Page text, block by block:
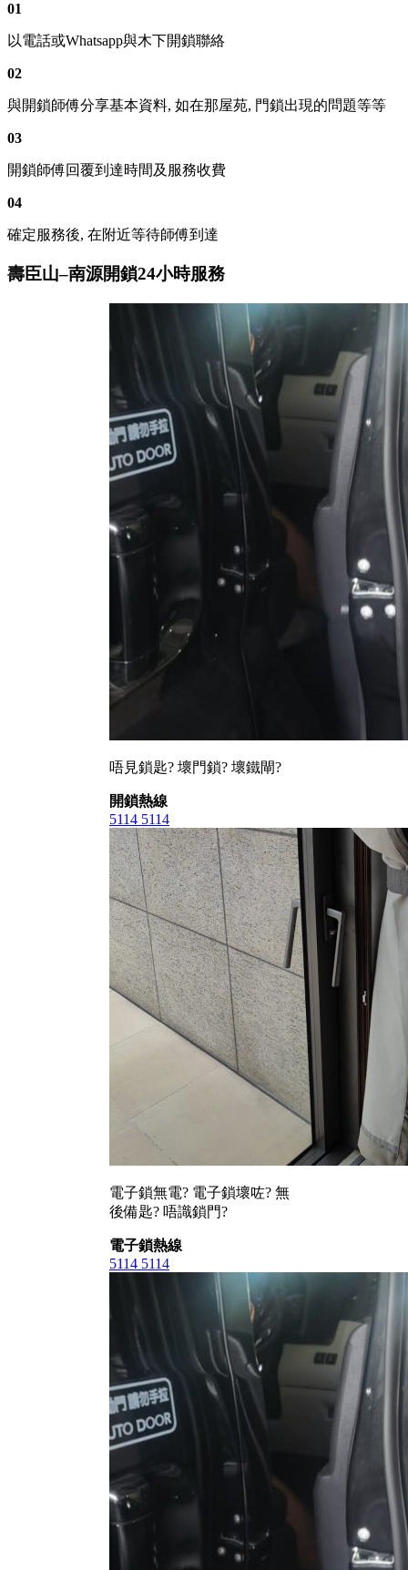
01
以電話或Whatsapp與木下開鎖聯絡
02
與開鎖師傅分享基本資料, 如在那屋苑, 門鎖出現的問題等等
03
開鎖師傅回覆到達時間及服務收費
04
確定服務後, 在附近等待師傅到達
壽臣山–南源開鎖24小時服務
唔見鎖匙? 壞門鎖? 壞鐵閘?
開鎖熱線
5114 5114
電子鎖無電? 電子鎖壞咗? 無
後備匙? 唔識鎖門?
電子鎖熱線
5114 5114